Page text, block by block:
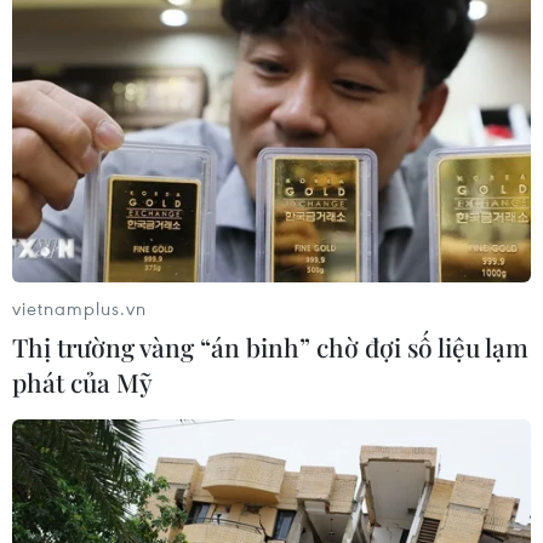
VN-Index tăng hơn 3 điểm nhờ sức
bật nhóm dầu khí
07/08/2026 09:36
Chứng khoán Mỹ rời đỉnh khi giá
năng lượng leo thang
06/08/2026 23:58
Chứng khoán 6/8: Cổ phiếu hóa chất
tăng trần, trắng bên bán giữa phiên
đỏ lửa
06/08/2026 09:40
vietnamplus.vn
Thị trường vàng “án binh” chờ đợi số liệu lạm
phát của Mỹ